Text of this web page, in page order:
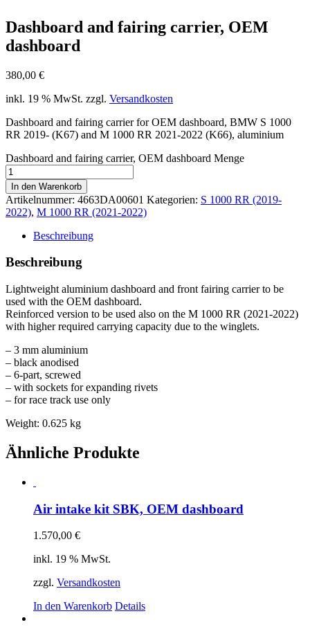
Dashboard and fairing carrier, OEM
dashboard
380,00 €
inkl. 19 % MwSt. zzgl. Versandkosten
Dashboard and fairing carrier for OEM dashboard, BMW S 1000
RR 2019- (K67) and M 1000 RR 2021-2022 (K66), aluminium
Dashboard and fairing carrier, OEM dashboard Menge
In den Warenkorb
Artikelnummer: 4663DA00601 Kategorien: S 1000 RR (2019-
2022), M 1000 RR (2021-2022)
Beschreibung
Beschreibung
Lightweight aluminium dashboard and front fairing carrier to be
used with the OEM dashboard.
Reinforced version to be used also on the M 1000 RR (2021-2022)
with higher required carrying capacity due to the winglets.
– 3 mm aluminium
– black anodised
– 6-part, screwed
– with sockets for expanding rivets
– for race track use only
Weight: 0.625 kg
Ähnliche Produkte
Air intake kit SBK, OEM dashboard
1.570,00 €
inkl. 19 % MwSt.
zzgl. Versandkosten
In den Warenkorb Details